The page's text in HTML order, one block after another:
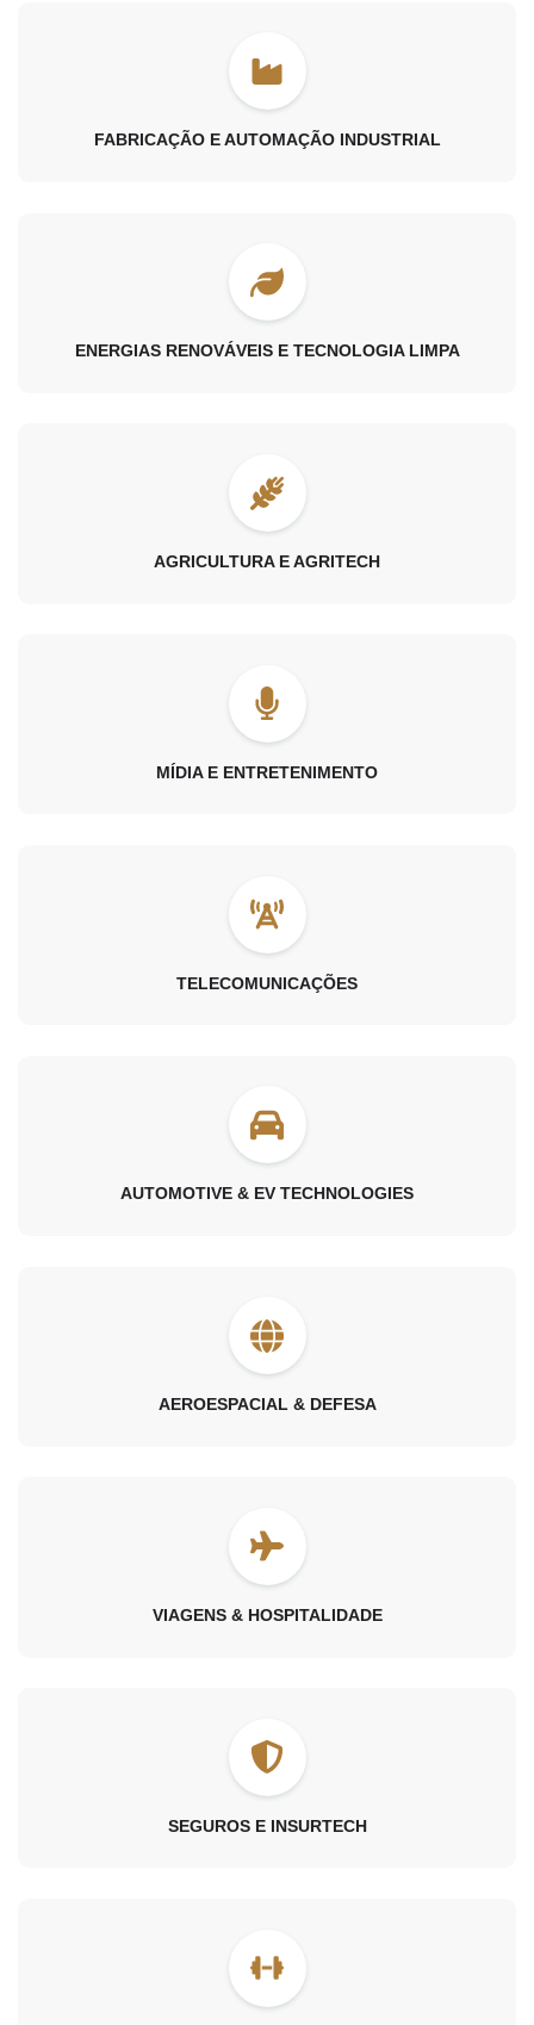
FABRICAÇÃO E AUTOMAÇÃO INDUSTRIAL
ENERGIAS RENOVÁVEIS E TECNOLOGIA LIMPA
AGRICULTURA E AGRITECH
MÍDIA E ENTRETENIMENTO
TELECOMUNICAÇÕES
AUTOMOTIVE & EV TECHNOLOGIES
AEROESPACIAL & DEFESA
VIAGENS & HOSPITALIDADE
SEGUROS E INSURTECH